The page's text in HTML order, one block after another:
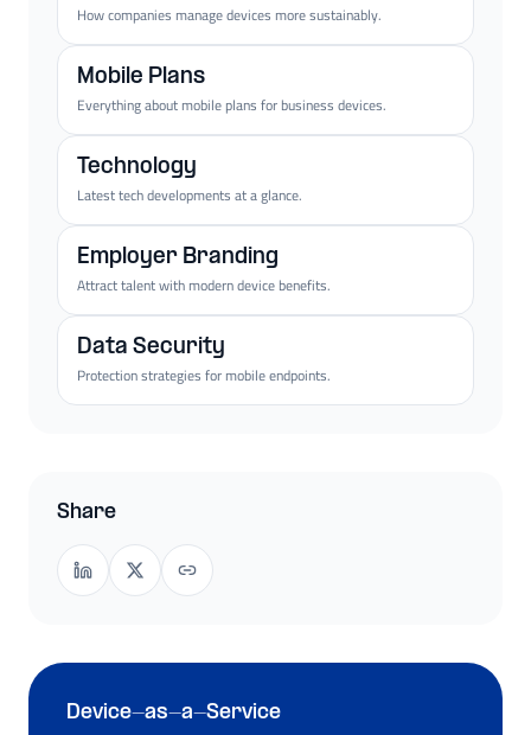
How companies manage devices more sustainably.
Mobile Plans
Everything about mobile plans for business devices.
Technology
Latest tech developments at a glance.
Employer Branding
Attract talent with modern device benefits.
Data Security
Protection strategies for mobile endpoints.
Share
Device-as-a-Service